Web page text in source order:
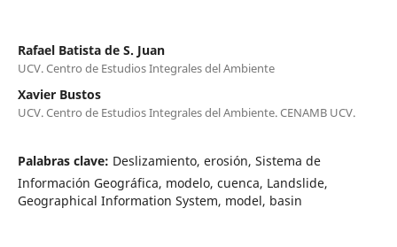
Rafael Batista de S. Juan
UCV. Centro de Estudios Integrales del Ambiente
Xavier Bustos
UCV. Centro de Estudios Integrales del Ambiente. CENAMB UCV.
Palabras clave: Deslizamiento, erosión, Sistema de
Información Geográfica, modelo, cuenca, Landslide,
Geographical Information System, model, basin